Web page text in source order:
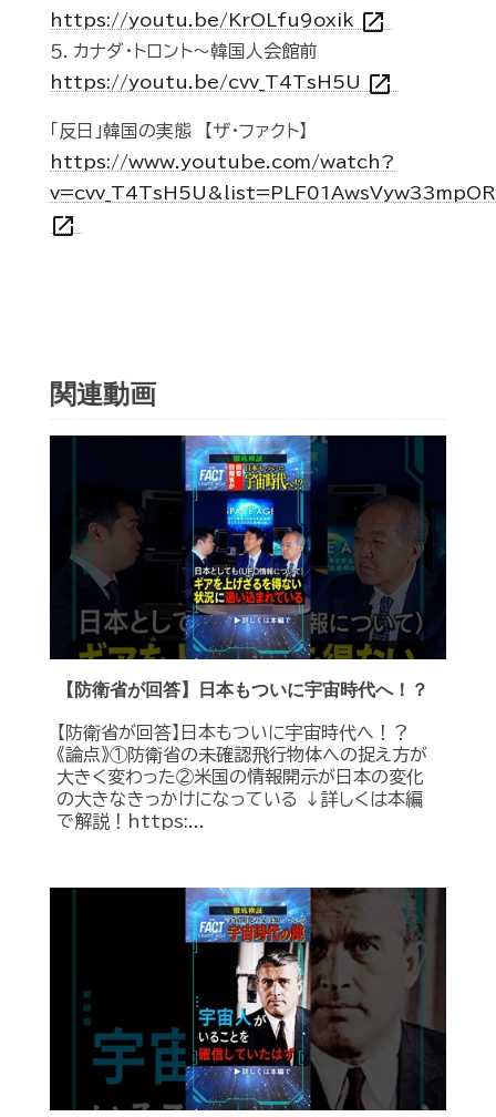
https://youtu.be/KrOLfu9oxik open_in_new
５．カナダ・トロント～韓国人会館前
https://youtu.be/cvv_T4TsH5U open_in_new
「反日」韓国の実態 【ザ・ファクト】
https://www.youtube.com/watch?
open_in_new
関連動画
【防衛省が回答】日本もついに宇宙時代へ！？
【防衛省が回答】日本もついに宇宙時代へ！？
《論点》①防衛省の未確認飛行物体への捉え方が
大きく変わった②米国の情報開示が日本の変化
の大きなきっかけになっている ↓詳しくは本編
で解説！https:...